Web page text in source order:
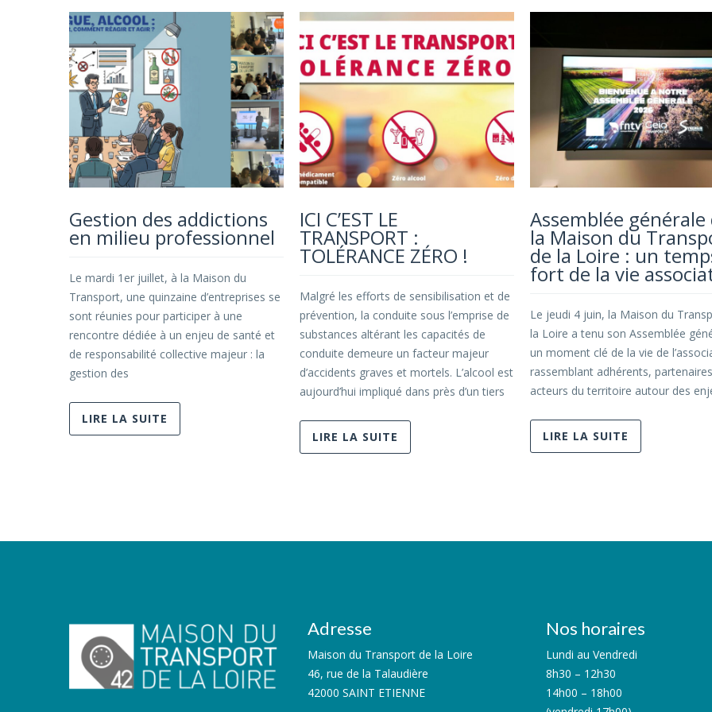
Gestion des addictions
en milieu professionnel
Le mardi 1er juillet, à la Maison du
Transport, une quinzaine d’entreprises se
sont réunies pour participer à une
rencontre dédiée à un enjeu de santé et
de responsabilité collective majeur : la
gestion des
LIRE LA SUITE
ICI C’EST LE
TRANSPORT :
TOLÉRANCE ZÉRO !
Malgré les efforts de sensibilisation et de
prévention, la conduite sous l’emprise de
substances altérant les capacités de
conduite demeure un facteur majeur
d’accidents graves et mortels. L’alcool est
aujourd’hui impliqué dans près d’un tiers
LIRE LA SUITE
Assemblée générale
la Maison du
de la Loire : un
fort de la vie
Le jeudi 4 juin, la Maison du
la Loire a tenu son Assemblée
un moment clé de la vie de
rassemblant adhérents,
acteurs du territoire autour des
LIRE LA SUITE
Adresse
Maison du Transport de la Loire
46, rue de la Talaudière
42000 SAINT ETIENNE
Nos horaires
Lundi au Vendredi
8h30 – 12h30
14h00 – 18h00